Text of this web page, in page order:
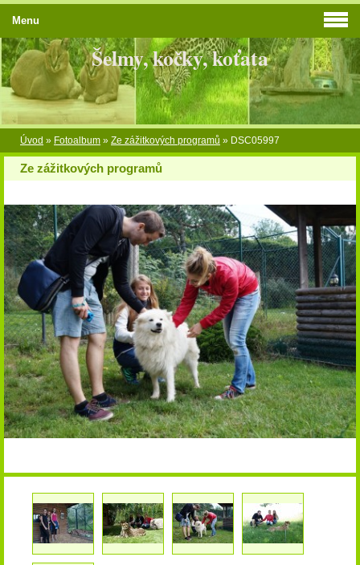
Šelmy, kočky, koťata
Úvod » Fotoalbum » Ze zážitkových programů » DSC05997
Ze zážitkových programů
Menu